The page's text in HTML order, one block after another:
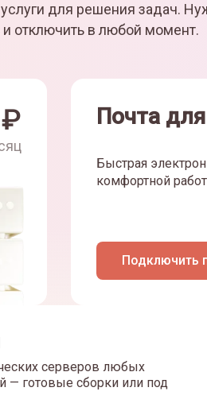
для решения задач.
отключить в любой момент.
₽ Почта
Быстрая
комфортной
Подключить
серверов любых
— готовые сборки или под